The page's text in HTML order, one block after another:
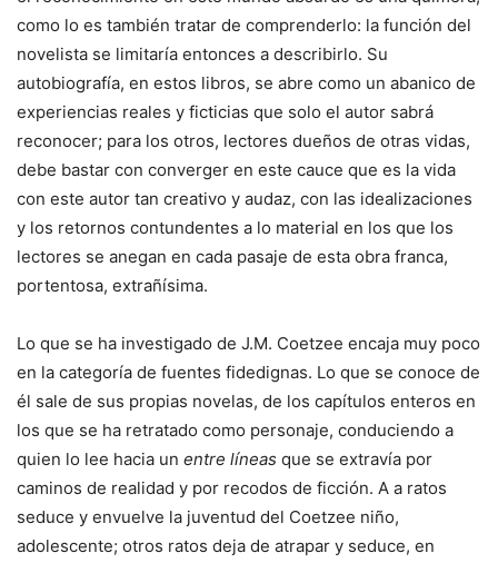
como lo es también tratar de comprenderlo: la función del
novelista se limitaría entonces a describirlo. Su
autobiografía, en estos libros, se abre como un abanico de
experiencias reales y ficticias que solo el autor sabrá
reconocer; para los otros, lectores dueños de otras vidas,
debe bastar con converger en este cauce que es la vida
con este autor tan creativo y audaz, con las idealizaciones
y los retornos contundentes a lo material en los que los
lectores se anegan en cada pasaje de esta obra franca,
portentosa, extrañísima.
Lo que se ha investigado de J.M. Coetzee encaja muy poco
en la categoría de fuentes fidedignas. Lo que se conoce de
él sale de sus propias novelas, de los capítulos enteros en
los que se ha retratado como personaje, conduciendo a
quien lo lee hacia un entre líneas que se extravía por
caminos de realidad y por recodos de ficción. A a ratos
seduce y envuelve la juventud del Coetzee niño,
adolescente; otros ratos deja de atrapar y seduce, en